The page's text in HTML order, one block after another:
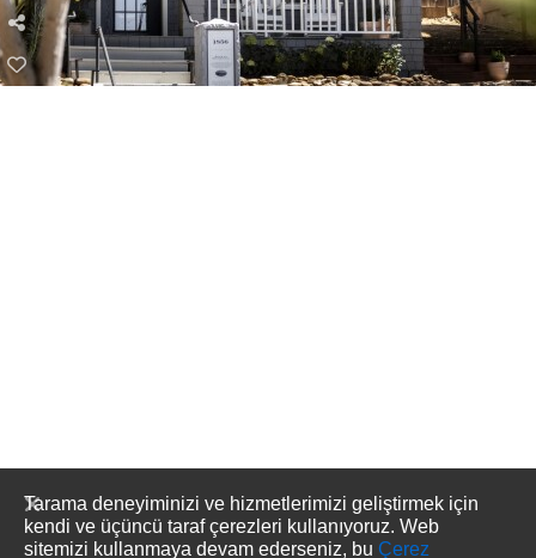
Tarama deneyiminizi ve hizmetlerimizi geliştirmek için
kendi ve üçüncü taraf çerezleri kullanıyoruz. Web
sitemizi kullanmaya devam ederseniz, bu Çerez